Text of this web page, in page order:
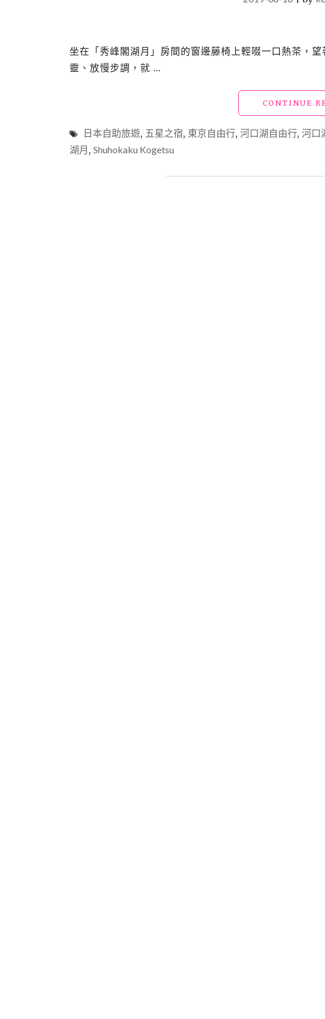
坐在「秀峰閣湖月」房間的窗邊藤椅上輕啜一口熱茶，
靈、放慢步調，就 …
CONTINUE
日本自助旅遊, 五星之宿, 東京自由行, 河口湖自由行, 河口
湖月 , Shuhokaku Kogetsu